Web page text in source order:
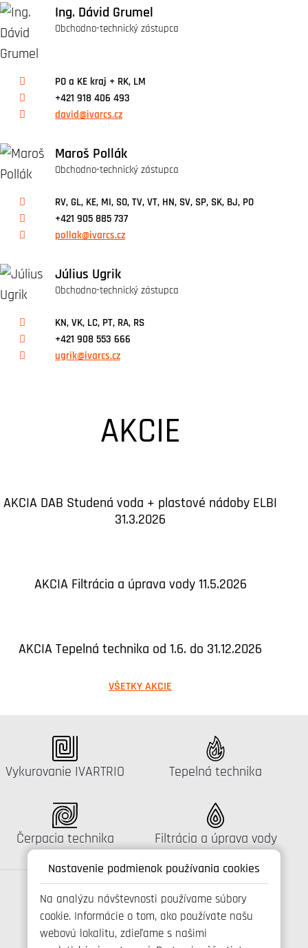
Nastavenie podmienok používania cookies
Na analýzu návštevnosti používame súbory
cookie. Informácie o tom, ako používate našu
webovú lokalitu, zdieľame s našimi
Ing. Dávid Grumel
Obchodno-technický zástupca
PO a KE kraj + RK, LM
+421 918 406 493
david@ivarcs.cz
Maroš Pollák
Obchodno-technický zástupca
RV, GL, KE, MI, SO, TV, VT, HN, SV, SP, SK, BJ, PO
+421 905 885 737
pollak@ivarcs.cz
Július Ugrik
Obchodno-technický zástupca
KN, VK, LC, PT, RA, RS
+421 908 553 666
ugrik@ivarcs.cz
AKCIE
AKCIA DAB Studená voda + plastové nádoby ELBI
31.3.2026
AKCIA Filtrácia a úprava vody 11.5.2026
AKCIA Tepelná technika od 1.6. do 31.12.2026
VŠETKY AKCIE
Katalógus:
Vykurovanie IVARTRIO Katalógus:
Tepelná technika
Katalógus:
Čerpacia technika Katalógus:
Filtrácia a úprava vody
Spojte se s námi